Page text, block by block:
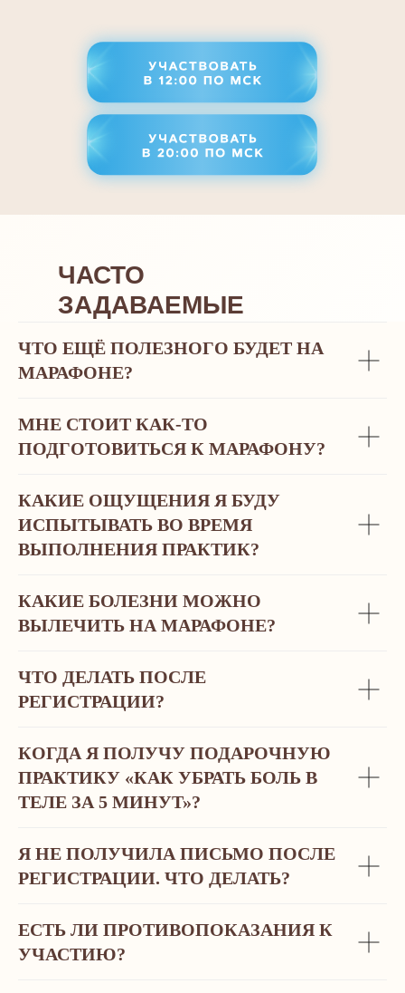
ЧАСТО
ЗАДАВАЕМЫЕ
ВОПРОСЫ
ЧТО ЕЩЁ ПОЛЕЗНОГО БУДЕТ НА
МАРАФОНЕ?
МНЕ СТОИТ КАК-ТО
ПОДГОТОВИТЬСЯ К МАРАФОНУ?
КАКИЕ ОЩУЩЕНИЯ Я БУДУ
ИСПЫТЫВАТЬ ВО ВРЕМЯ
ВЫПОЛНЕНИЯ ПРАКТИК?
КАКИЕ БОЛЕЗНИ МОЖНО
ВЫЛЕЧИТЬ НА МАРАФОНЕ?
ЧТО ДЕЛАТЬ ПОСЛЕ
РЕГИСТРАЦИИ?
КОГДА Я ПОЛУЧУ ПОДАРОЧНУЮ
ПРАКТИКУ «КАК УБРАТЬ БОЛЬ В
ТЕЛЕ ЗА 5 МИНУТ»?
Я НЕ ПОЛУЧИЛА ПИСЬМО ПОСЛЕ
РЕГИСТРАЦИИ. ЧТО ДЕЛАТЬ?
ЕСТЬ ЛИ ПРОТИВОПОКАЗАНИЯ К
УЧАСТИЮ?